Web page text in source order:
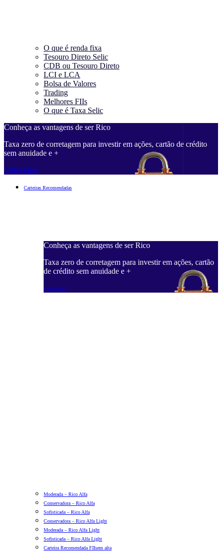
O que é renda fixa
Tesouro Direto Selic
CDB ou Tesouro Direto
LCI e LCA
Bolsa de Valores
Trading
Melhores FIIs
O que é Taxa Selic
Conheça as vantagens de ser Rico
Taxa zero de corretagem para investir em ações, cartão de crédito
sem anuidade e +
Saiba mais
Carteiras Recomendadas
Conheça as vantagens de ser Rico
Taxa zero de corretagem para investir em ações, cartão
de crédito sem anuidade e +
Saiba mais
Moderada – Rico Alfa
Conservadora – Rico Alfa
Sofisticada – Rico Alfa
Conservadora – Rico Alfa Light
Moderada – Rico Alfa Light
Sofisticada – Rico Alfa Light
Carteira Recomendada FIIsem alta